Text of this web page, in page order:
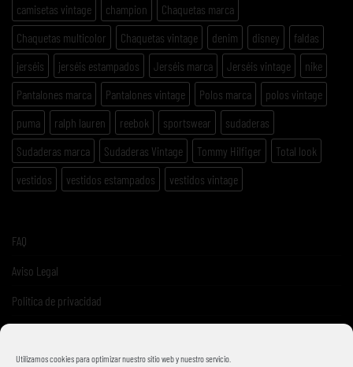
Utilizamos cookies para optimizar nuestro sitio web y nuestro servicio.
camisetas vintage
champion
Chaquetas marca
Chaquetas multicolor
Chaquetas vintage denim disney
faldas
jerséis
jerséis estampados Jerséis marca Jerséis vintage
nike
Pantalones marca
Pantalones vintage Polos marca
polos vintage
puma
ralph lauren reebok sportswear
sudaderas
Sudaderas marca
Sudaderas Vintage Tommy Hilfiger
Total look
vestidos
vestidos estampados vestidos vintage
FAQ
Aviso Legal
Politica de privacidad